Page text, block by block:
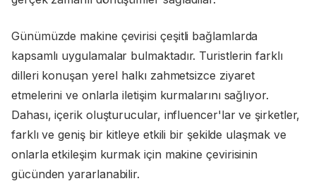
Günümüzde makine çevirisi çeşitli bağlamlarda
kapsamlı uygulamalar bulmaktadır. Turistlerin farklı
dilleri konuşan yerel halkı zahmetsizce ziyaret
etmelerini ve onlarla iletişim kurmalarını sağlıyor.
Dahası, içerik oluşturucular, influencer'lar ve şirketler,
farklı ve geniş bir kitleye etkili bir şekilde ulaşmak ve
onlarla etkileşim kurmak için makine çevirisinin
gücünden yararlanabilir.